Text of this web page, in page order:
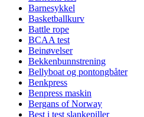
Barnesykkel
Basketballkurv
Battle rope
BCAA test
Beinøvelser
Bekkenbunnstrening
Bellyboat og pontongbåter
Benkpress
Benpress maskin
Bergans of Norway
Best i test slankepiller